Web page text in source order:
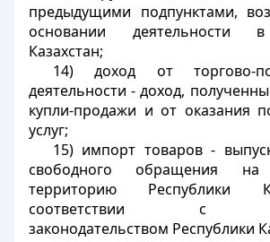
предыдущими подпунктами,
основании деятельности
Казахстан;
14) доход от торгово-
деятельности - доход,
купли-продажи и от оказания
услуг;
15) импорт товаров -
свободного обращения на
территорию Республики
соответствии с
законодательством Республики